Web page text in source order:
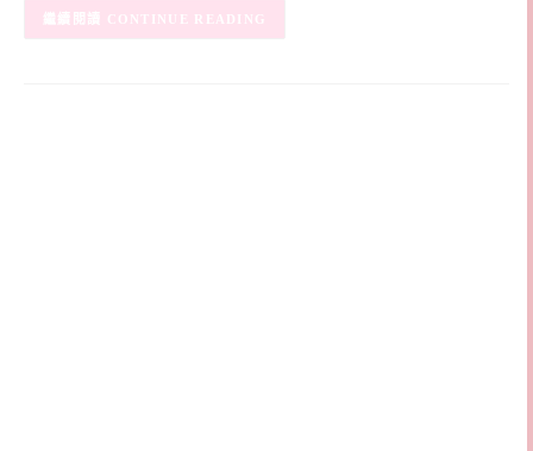
CONTINUE READING